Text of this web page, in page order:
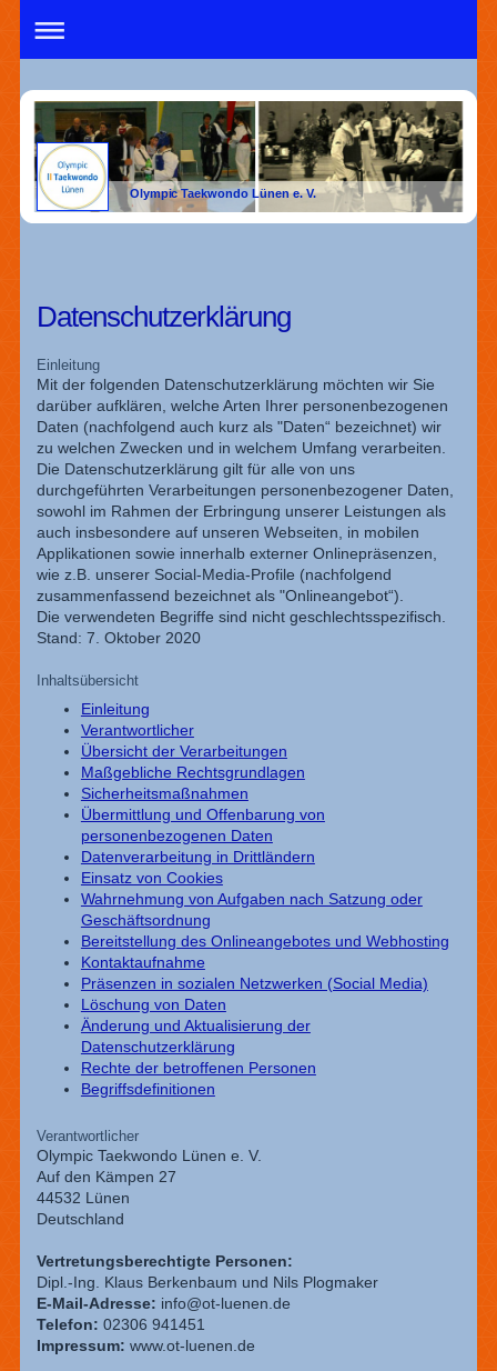
Olympic Taekwondo Lünen e. V.
Datenschutzerklärung
Einleitung
Mit der folgenden Datenschutzerklärung möchten wir Sie
darüber aufklären, welche Arten Ihrer personenbezogenen
Daten (nachfolgend auch kurz als "Daten“ bezeichnet) wir
zu welchen Zwecken und in welchem Umfang verarbeiten.
Die Datenschutzerklärung gilt für alle von uns
durchgeführten Verarbeitungen personenbezogener Daten,
sowohl im Rahmen der Erbringung unserer Leistungen als
auch insbesondere auf unseren Webseiten, in mobilen
Applikationen sowie innerhalb externer Onlinepräsenzen,
wie z.B. unserer Social-Media-Profile (nachfolgend
zusammenfassend bezeichnet als "Onlineangebot“).
Die verwendeten Begriffe sind nicht geschlechtsspezifisch.
Stand: 7. Oktober 2020
Inhaltsübersicht
Einleitung
Verantwortlicher
Übersicht der Verarbeitungen
Maßgebliche Rechtsgrundlagen
Sicherheitsmaßnahmen
Übermittlung und Offenbarung von
personenbezogenen Daten
Datenverarbeitung in Drittländern
Einsatz von Cookies
Wahrnehmung von Aufgaben nach Satzung oder
Geschäftsordnung
Bereitstellung des Onlineangebotes und Webhosting
Kontaktaufnahme
Präsenzen in sozialen Netzwerken (Social Media)
Löschung von Daten
Änderung und Aktualisierung der
Datenschutzerklärung
Rechte der betroffenen Personen
Begriffsdefinitionen
Verantwortlicher
Olympic Taekwondo Lünen e. V.
Auf den Kämpen 27
44532 Lünen
Deutschland
Vertretungsberechtigte Personen:
Dipl.-Ing. Klaus Berkenbaum und Nils Plogmaker
E-Mail-Adresse: info@ot-luenen.de
Telefon: 02306 941451
Impressum: www.ot-luenen.de